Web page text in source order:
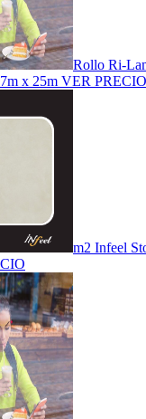
Rollo Ri-
x 25m VER PRECIO
m2 Infeel